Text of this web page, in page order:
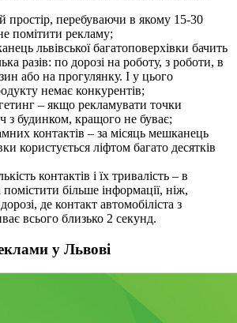
простір, перебуваючи в якому 15-30
помітити рекламу;
львівської багатоповерхівки бачить
разів: по дорозі на роботу, з роботи, в
або на прогулянку. І у цього
немає конкурентів;
– якщо рекламувати точки
з будинком, кращого не буває;
контактів – за місяць мешканець
користується ліфтом багато десятків
контактів і їх тривалість – в
більше інформації, ніж,
де контакт автомобіліста з
всього близько 2 секунд.
у Львові